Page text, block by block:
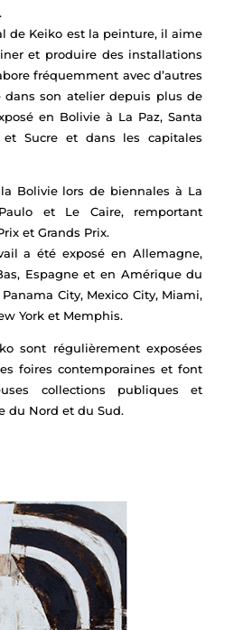
de Keiko est la peinture, il aime
et produire des installations
fréquemment avec d’autres
dans son atelier depuis plus de
en Bolivie à La Paz, Santa
et Sucre et dans les capitales
Bolivie lors de biennales à La
et Le Caire, remportant
et Grands Prix.
a été exposé en Allemagne,
Espagne et en Amérique du
City, Mexico City, Miami,
York et Memphis.
sont régulièrement exposées
foires contemporaines et font
collections publiques et
du Nord et du Sud.